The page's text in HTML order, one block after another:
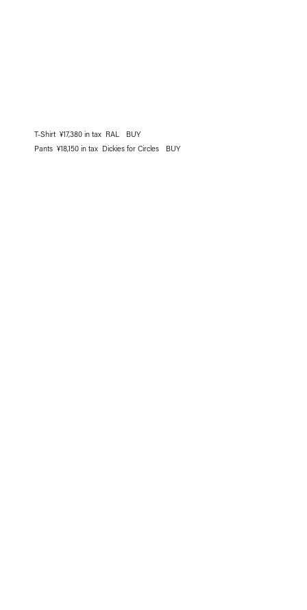
T-Shirt ¥17,380 in tax RAL
BUY
Pants ¥18,150 in tax Dickies for Circles
BUY